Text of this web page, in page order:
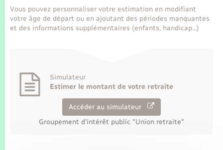
Vous pouvez personnaliser votre estimation en modifiant
votre âge de départ ou en ajoutant des périodes manquantes
et des informations supplémentaires (enfants, handicap…)
Simulateur
Estimer le montant de votre retraite
Accéder au simulateur
Groupement d'intérêt public "Union retraite"